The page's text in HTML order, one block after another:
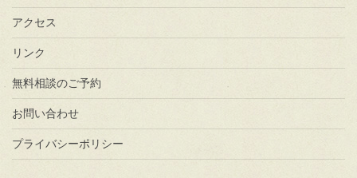
アクセス
リンク
無料相談のご予約
お問い合わせ
プライバシーポリシー